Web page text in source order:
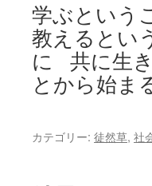
学ぶという
教えるとい
に 共に生
とから始ま
カテゴリー: 徒然草, 社